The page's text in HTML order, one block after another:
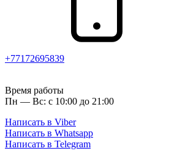
+77172695839
Время работы
Пн — Вс: с 10:00 до 21:00
Написать в Viber
Написать в Whatsapp
Написать в Telegram